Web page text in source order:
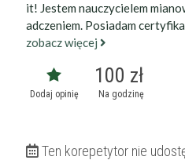
it! Jestem nauczycielem
adczeniem. Posiadam
zobacz więcej
Dodaj opinię
100 zł
Na godzinę
Ten korepetytor nie